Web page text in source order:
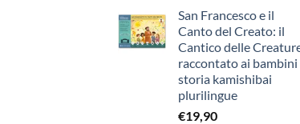
San Francesco e il
Canto del Creato: il
Cantico delle
raccontato ai bambini
storia kamishibai
plurilingue
€19,90